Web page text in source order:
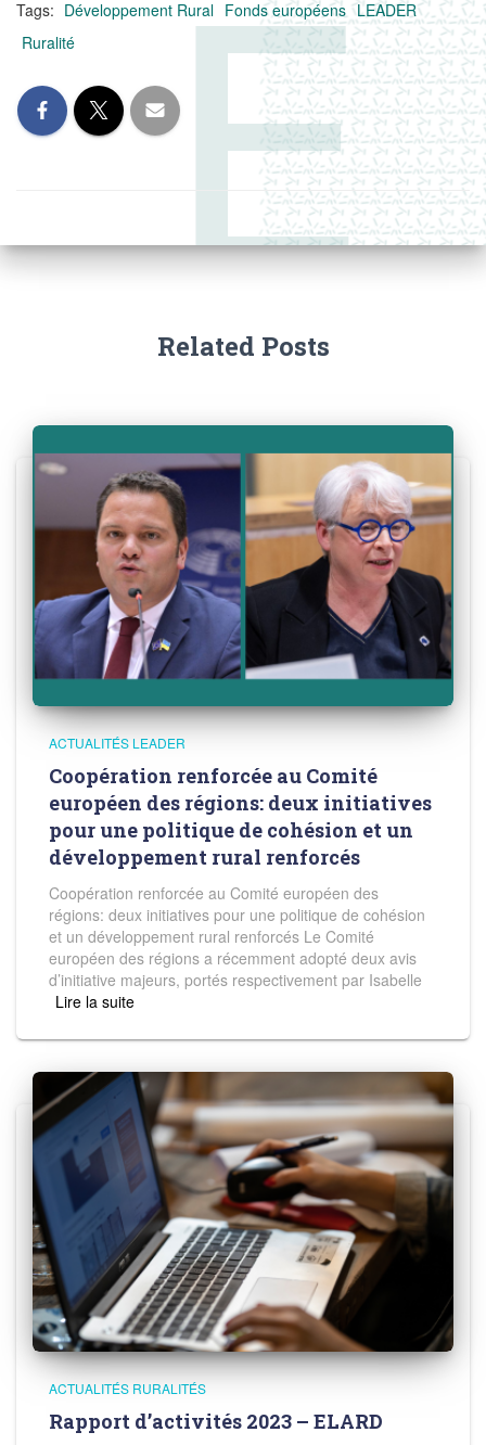
Tags: Développement Rural Fonds européens LEADER
Ruralité
Related Posts
ACTUALITÉS LEADER
Coopération renforcée au Comité
européen des régions: deux initiatives
pour une politique de cohésion et un
développement rural renforcés
Coopération renforcée au Comité européen des
régions: deux initiatives pour une politique de cohésion
et un développement rural renforcés Le Comité
européen des régions a récemment adopté deux avis
d’initiative majeurs, portés respectivement par Isabelle
Read more
ACTUALITÉS RURALITÉS
Rapport d’activités 2023 – ELARD